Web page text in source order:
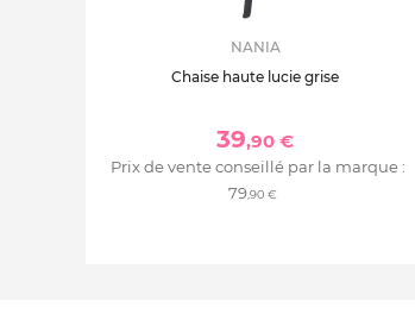
NANIA
Chaise haute lucie grise
39,90 €
Prix de vente conseillé par la marque :
79,90 €